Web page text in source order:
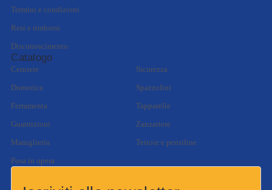
Termini e condizioni
Resi e rimborsi
Disconoscimento
Catalogo
Cerniere
Domotica
Ferramenta
Guarnizioni
Maniglieria
Posa in opera
Sicurezza
Spazzolini
Tapparelle
Zanzariere
Tettoie e pensiline